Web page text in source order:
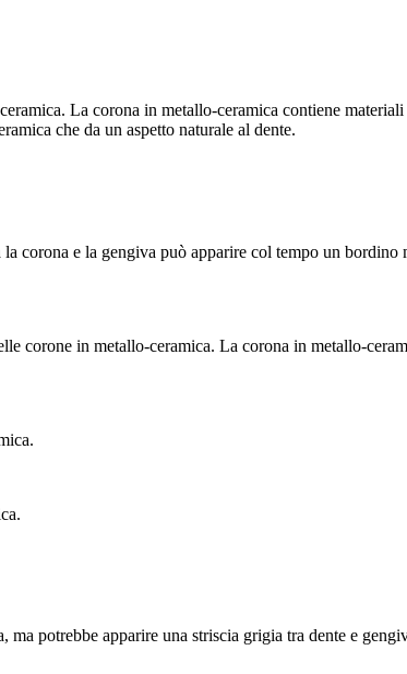
La corona in metallo-ceramica contiene
che da un aspetto naturale al dente.
corona e la gengiva può apparire col tempo un
corone in metallo-ceramica. La corona in metallo-
potrebbe apparire una striscia grigia tra dente e